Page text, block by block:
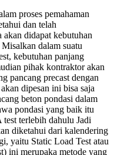
proses pemahaman
dan telah
didapat kebutuhan
dalam suatu
kebutuhan panjang
pihak kontraktor akan
pancang precast dengan
dipesan ini bisa saja
beton pondasi dalam
pondasi yang baik itu
terlebih dahulu Jadi
diketahui dari kalendering
yaitu Static Load Test atau
ini merupaka metode yang